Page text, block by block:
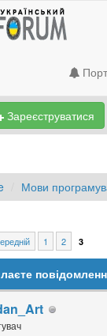
Зареєструватися
Мови
1 2 3
- 0 Середнє